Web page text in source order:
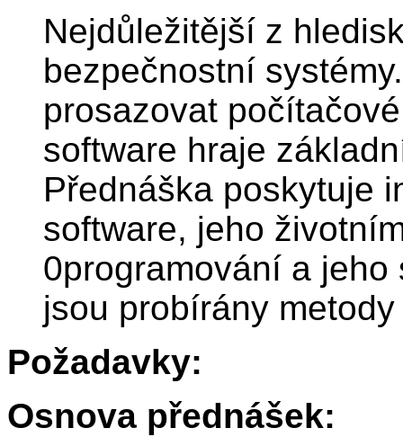
Nejdůležitější z
bezpečnostní
prosazovat
software hraje
Přednáška poskytuje
software, jeho
0programování a
jsou probírány
Požadavky:
Osnova přednášek: